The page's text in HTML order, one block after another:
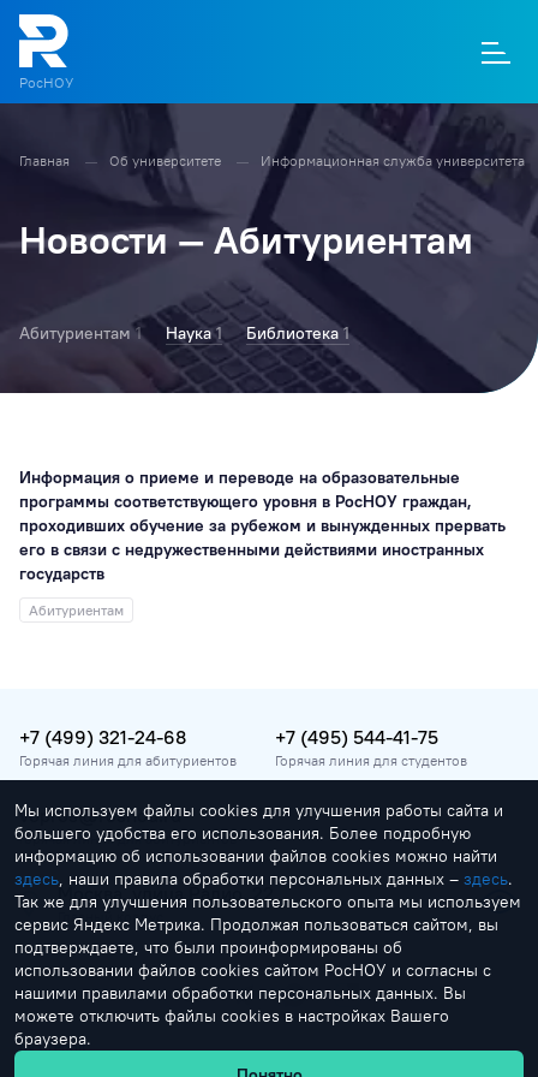
О П Д Т М К
РосНОУ
Главная Об университете Информационная служба университета
Новости — Абитуриентам
Абитуриентам 1 Наука 1 Библиотека 1
Информация о приеме и переводе на образовательные
программы соответствующего уровня в РосНОУ граждан,
проходивших обучение за рубежом и вынужденных прервать
его в связи с недружественными действиями иностранных
государств
Абитуриентам
+7 (499) 321-24-68
Горячая линия для абитуриентов
+7 (495) 544-41-75
Горячая линия для студентов
vopros@rosnou.ru
Горячая линия для абитуриентов
Москва, улица Радио, 22
Главный корпус
by Creonit
Мы используем файлы cookies для улучшения работы сайта и
большего удобства его использования. Более подробную
информацию об использовании файлов cookies можно найти
здесь, наши правила обработки персональных данных – здесь.
Так же для улучшения пользовательского опыта мы используем
сервис Яндекс Метрика. Продолжая пользоваться сайтом, вы
подтверждаете, что были проинформированы об
использовании файлов cookies сайтом РосНОУ и согласны с
нашими правилами обработки персональных данных. Вы
можете отключить файлы cookies в настройках Вашего
браузера.